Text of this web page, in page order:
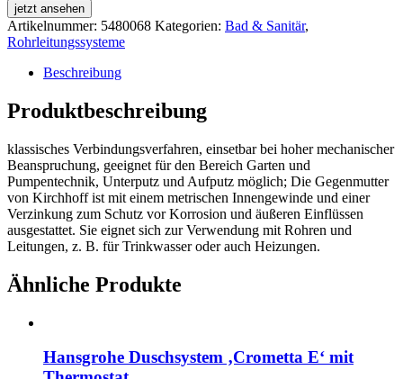
jetzt ansehen
Artikelnummer: 5480068 Kategorien: Bad & Sanitär,
Rohrleitungssysteme
Beschreibung
Produktbeschreibung
klassisches Verbindungsverfahren, einsetbar bei hoher mechanischer
Beanspruchung, geeignet für den Bereich Garten und
Pumpentechnik, Unterputz und Aufputz möglich; Die Gegenmutter
von Kirchhoff ist mit einem metrischen Innengewinde und einer
Verzinkung zum Schutz vor Korrosion und äußeren Einflüssen
ausgestattet. Sie eignet sich zur Verwendung mit Rohren und
Leitungen, z. B. für Trinkwasser oder auch Heizungen.
Ähnliche Produkte
Hansgrohe Duschsystem ‚Crometta E‘ mit